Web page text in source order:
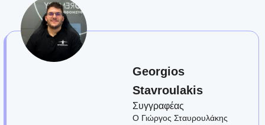
Georgios
Stavroulakis
Συγγραφέας
Ο Γιώργος Σταυρουλάκης